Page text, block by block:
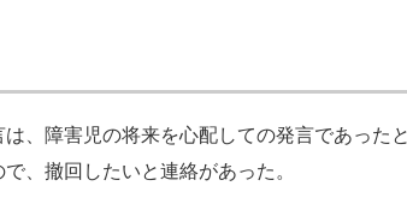
、障害児の将来を心配しての発言であった
、撤回したいと連絡があった。